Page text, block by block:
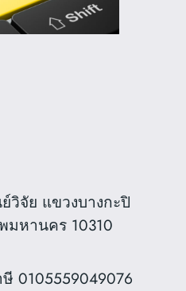
วิจัย แขวงบางกะปิ
มหานคร 10310
0105559049076